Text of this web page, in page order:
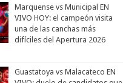
Marquense vs Municipal EN
VIVO HOY: el campeón visita
una de las canchas más
difíciles del Apertura 2026
Guastatoya vs Malacateco EN